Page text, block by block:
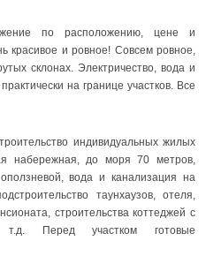
по расположению, цене и
красивое и ровное! Совсем ровное,
склонах. Электричество, вода и
на границе участков. Все
индивидуальных жилых
набережная, до моря 70 метров,
вода и канализация на
таунхаузов, отеля,
строительства коттеджей с
Перед участком готовые